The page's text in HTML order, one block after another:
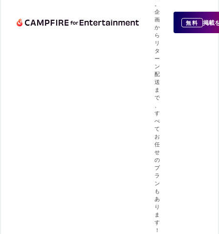
企
画
か
ら
リ
タ
ー
ン
配
送
ま
で
す
べ
て
お
任
せ
の
プ
ラ
ン
も
あ
り
ま
す
！
無料 掲載